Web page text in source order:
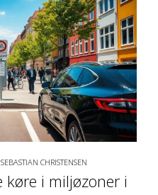
SEBASTIAN CHRISTENSEN
køre i miljøzoner i